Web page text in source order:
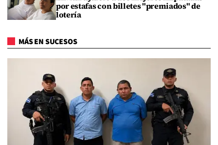
por estafas con billetes "premiados" de
lotería
MÁS EN SUCESOS